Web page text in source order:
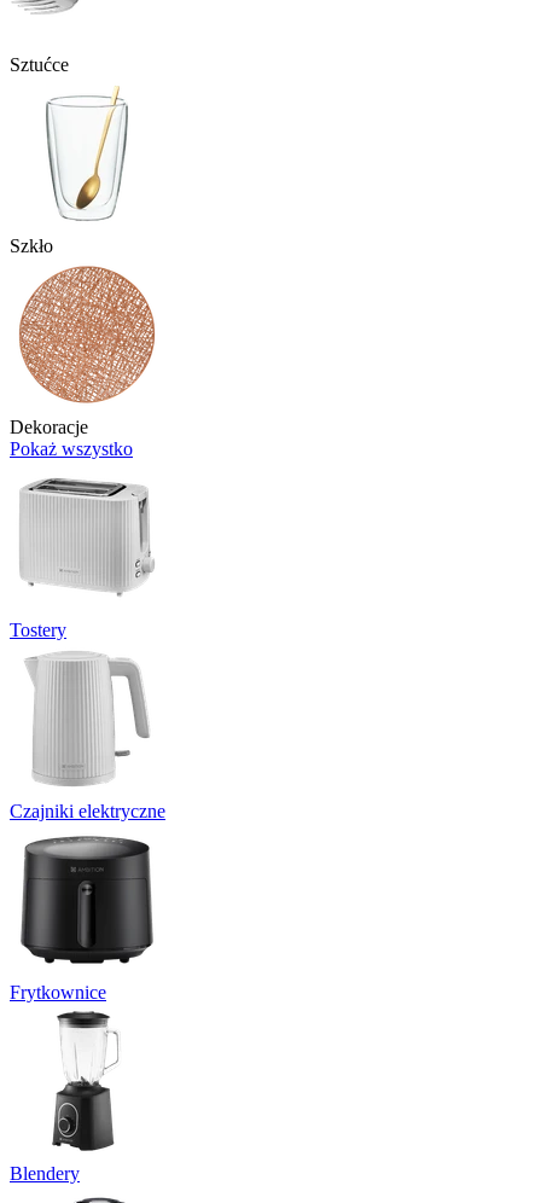
Sztućce
Szkło
Dekoracje
Pokaż wszystko
Tostery
Czajniki elektryczne
Frytkownice
Blendery